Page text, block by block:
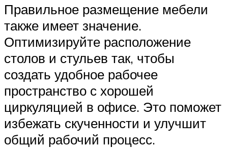
Правильное размещение мебели
также имеет значение.
Оптимизируйте расположение
столов и стульев так, чтобы
создать удобное рабочее
пространство с хорошей
циркуляцией в офисе. Это поможет
избежать скученности и улучшит
общий рабочий процесс.